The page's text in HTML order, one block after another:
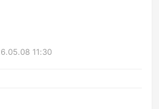
11:30